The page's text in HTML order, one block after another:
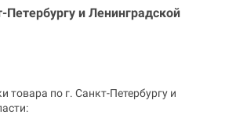
Петербургу и Ленинградской
товара по г. Санкт-Петербургу и